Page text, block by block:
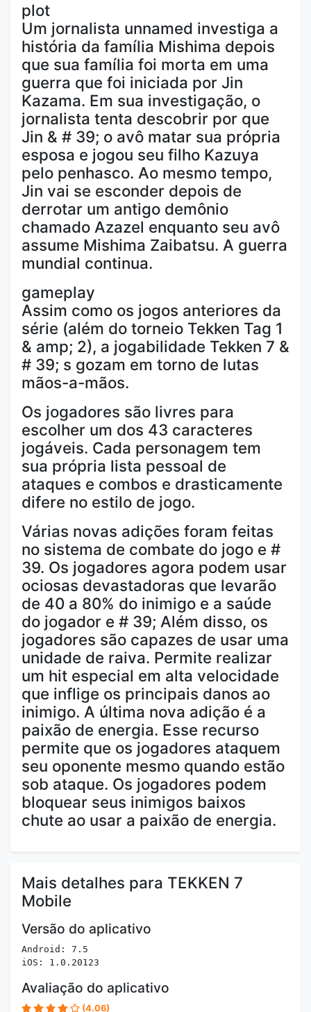
plot
Um jornalista unnamed investiga a
história da família Mishima depois
que sua família foi morta em uma
guerra que foi iniciada por Jin
Kazama. Em sua investigação, o
jornalista tenta descobrir por que
Jin & # 39; o avô matar sua própria
esposa e jogou seu filho Kazuya
pelo penhasco. Ao mesmo tempo,
Jin vai se esconder depois de
derrotar um antigo demônio
chamado Azazel enquanto seu avô
assume Mishima Zaibatsu. A guerra
mundial continua.
gameplay
Assim como os jogos anteriores da
série (além do torneio Tekken Tag 1
& amp; 2), a jogabilidade Tekken 7 &
# 39; s gozam em torno de lutas
mãos-a-mãos.
Os jogadores são livres para
escolher um dos 43 caracteres
jogáveis. Cada personagem tem
sua própria lista pessoal de
ataques e combos e drasticamente
difere no estilo de jogo.
Várias novas adições foram feitas
no sistema de combate do jogo e #
39. Os jogadores agora podem usar
ociosas devastadoras que levarão
de 40 a 80% do inimigo e a saúde
do jogador e # 39; Além disso, os
jogadores são capazes de usar uma
unidade de raiva. Permite realizar
um hit especial em alta velocidade
que inflige os principais danos ao
inimigo. A última nova adição é a
paixão de energia. Esse recurso
permite que os jogadores ataquem
seu oponente mesmo quando estão
sob ataque. Os jogadores podem
bloquear seus inimigos baixos
chute ao usar a paixão de energia.
Mais detalhes para TEKKEN 7
Mobile
Versão do aplicativo
Android: 7.5
iOS: 1.0.20123
Avaliação do aplicativo
(4.06)